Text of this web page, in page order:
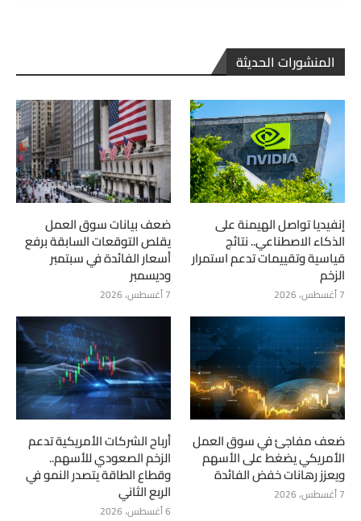
المنشورات الحديثة
إنفيديا تواصل الهيمنة على
الذكاء الاصطناعي.. نتائج
قياسية وتقييمات تدعم استمرار
الزخم
7 أغسطس، 2026
ضعف بيانات سوق العمل
يقلص التوقعات السابقة برفع
أسعار الفائدة في سبتمبر
وديسمبر
7 أغسطس، 2026
ضعف مفاجئ في سوق العمل
الأمريكي يضغط على الأسهم
ويعزز رهانات خفض الفائدة
7 أغسطس، 2026
أرباح الشركات الأمريكية تدعم
الزخم الصعودي للأسهم..
وقطاع الطاقة يتصدر النمو في
الربع الثاني
6 أغسطس، 2026